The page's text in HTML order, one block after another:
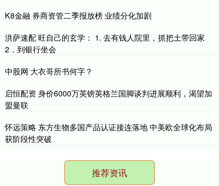
K8金融 券商资管二季报放榜 业绩分化加剧
洪萨速配 旺自己的玄学： ​1. 去有钱人院里，抓把土带回家 ​
2．到银行坐会
中股网 大衣哥所书何字？
启恒配资 身价6000万英镑英格兰国脚谈判进展顺利，渴望加
盟曼联
怀远策略 东方生物多国产品认证接连落地 中美欧全球化布局
获阶段性突破
推荐资讯